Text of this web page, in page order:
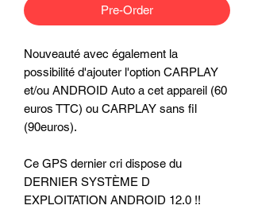
Pre-Order
Nouveauté avec également la
possibilité d'ajouter l'option CARPLAY
et/ou ANDROID Auto a cet appareil (60
euros TTC) ou CARPLAY sans fil
(90euros).
Ce GPS dernier cri dispose du
DERNIER SYSTÈME D
EXPLOITATION ANDROID 12.0 !!